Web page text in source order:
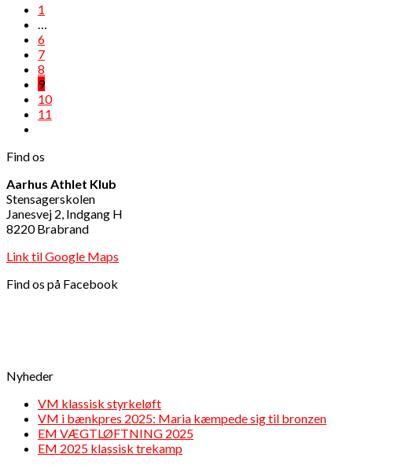
1
…
6
7
8
9
10
11
Find os
Aarhus Athlet Klub
Stensagerskolen
Janesvej 2, Indgang H
8220 Brabrand
Link til Google Maps
Find os på Facebook
Nyheder
VM klassisk styrkeløft
VM i bænkpres 2025: Maria kæmpede sig til bronzen
EM VÆGTLØFTNING 2025
EM 2025 klassisk trekamp